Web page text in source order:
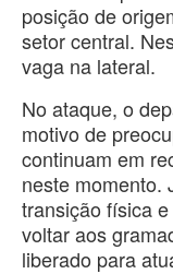
posição de
setor central.
vaga na lateral.
No ataque, o
motivo de
continuam em
neste momento.
transição física
voltar aos
liberado para